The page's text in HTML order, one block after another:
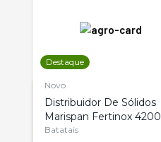
Destaque
Novo
Distribuidor De Sólidos
Marispan Fertinox 4200
Citrus
Batatais